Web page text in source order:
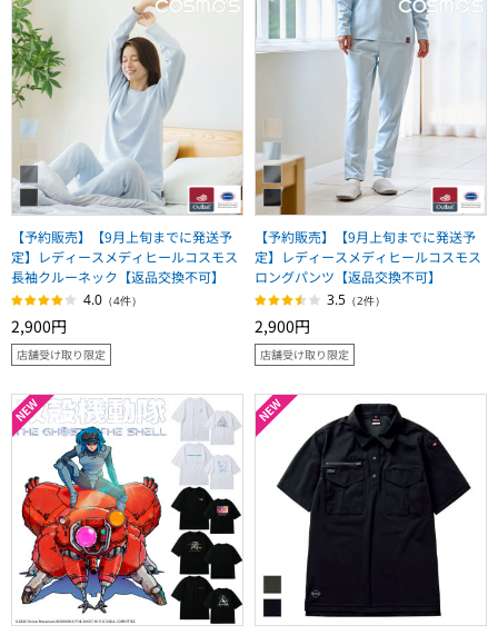
【予約販売】【9月上旬までに発送予
定】レディースメディヒールコスモス
長袖クルーネック【返品交換不可】
4.0 （4件）
2,900円
店舗受け取り限定
【予約販売】【9月上旬までに発送予
定】レディースメディヒールコスモス
ロングパンツ【返品交換不可】
3.5 （2件）
2,900円
店舗受け取り限定